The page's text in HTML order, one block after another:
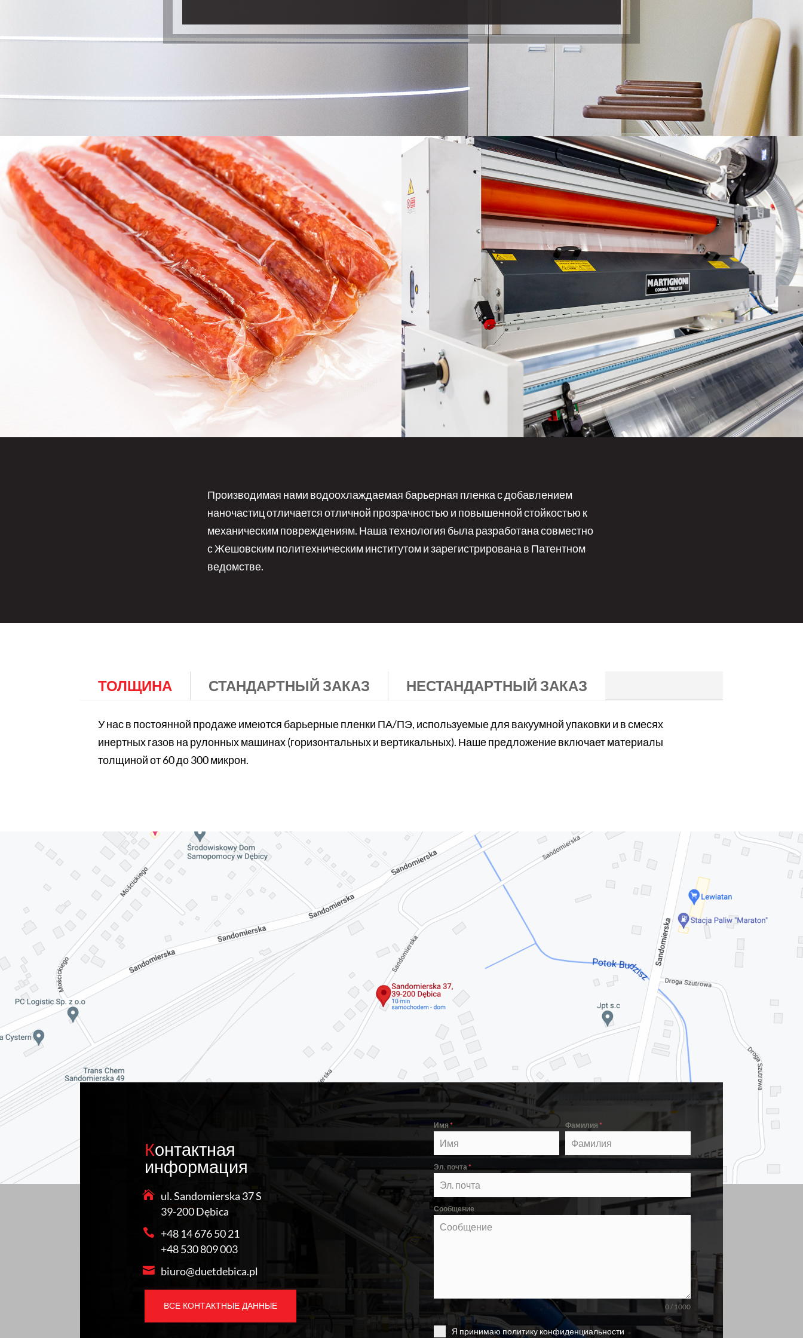
Производимая нами водоохлаждаемая барьерная пленка с добавлением
наночастиц отличается отличной прозрачностью и повышенной стойкостью к
механическим повреждениям. Наша технология была разработана совместно
с Жешовским политехническим институтом и зарегистрирована в Патентном
ведомстве.
ТОЛЩИНА СТАНДАРТНЫЙ ЗАКАЗ НЕСТАНДАРТНЫЙ ЗАКАЗ
У нас в постоянной продаже имеются барьерные пленки ПА/ПЭ, используемые для вакуумной упаковки и в смесях
инертных газов на рулонных машинах (горизонтальных и вертикальных). Наше предложение включает материалы
толщиной от 60 до 300 микрон.
Контактная
информация
ul. Sandomierska 37 S
39-200 Dębica
+48 14 676 50 21
+48 530 809 003
biuro@duetdebica.pl
ВСЕ КОНТАКТНЫЕ ДАННЫЕ
Имя* Фамилия *
Эл. почта *
Сообщение
0 / 1000
Я принимаю политику конфиденциальности